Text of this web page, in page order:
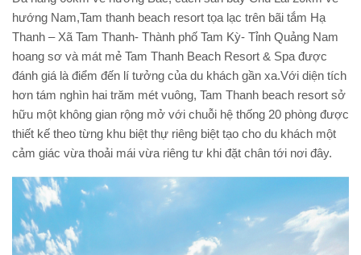
hướng Nam,Tam thanh beach resort tọa lạc trên bãi tắm Hạ
Thanh – Xã Tam Thanh- Thành phố Tam Kỳ- Tỉnh Quảng Nam
hoang sơ và mát mẻ Tam Thanh Beach Resort & Spa được
đánh giá là điểm đến lí tưởng của du khách gần xa.Với diện tích
hơn tám nghìn hai trăm mét vuông, Tam Thanh beach resort sở
hữu một không gian rộng mở với chuỗi hệ thống 20 phòng được
thiết kế theo từng khu biệt thự riêng biệt tạo cho du khách một
cảm giác vừa thoải mái vừa riêng tư khi đặt chân tới nơi đây.